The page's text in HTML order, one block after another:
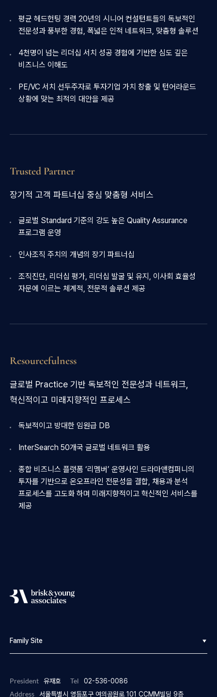
평균 헤드헌팅 경력 20년의 시니어 컨설턴트들의 독보적인
전문성과 풍부한 경험, 폭넓은 인적 네트워크, 맞춤형 솔루션​
4천명이 넘는 리더십 서치 성공 경험에 기반한 심도 깊은
비즈니스 이해도
PE/VC 서치 선두주자로 투자기업 가치 창출 및 턴어라운드
상황에 맞는 최적의 대안을 제공
Trusted Partner
장기적 고객 파트너십 중심 맞춤형 서비스
글로벌 Standard 기준의 강도 높은 Quality Assurance
프로그램 운영
인사조직 주치의 개념의 장기 파트너십
조직진단, 리더십 평가, 리더십 발굴 및 유지, 이사회 효율성
자문에 이르는 체계적, 전문적 솔루션 제공
Resourcefulness
글로벌 Practice 기반 독보적인 전문성과 네트워크,
혁신적이고 미래지향적인 프로세스
독보적이고 방대한 임원급 DB
InterSearch 50개국 글로벌 네트워크 활용
종합 비즈니스 플랫폼 ‘리멤버’ 운영사인 드라마앤컴퍼니의
투자를 기반으로 온오프라인 전문성을 결합, 채용과 분석
프로세스를 고도화 하며 미래지향적이고 혁신적인 서비스를
제공
Family Site
President 유재호 Tel 02-536-0086
Address 서울특별시 영등포구 여의공원로 101 CCMM빌딩 9층